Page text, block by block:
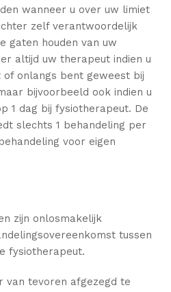
wanneer u over uw limiet
zelf verantwoordelijk
gaten houden van uw
altijd uw therapeut indien u
onlangs bent geweest bij
bijvoorbeeld ook indien u
1 dag bij fysiotherapeut. De
slechts 1 behandeling per
voor eigen
zijn onlosmakelijk
tussen
fysiotherapeut.
van tevoren afgezegd te